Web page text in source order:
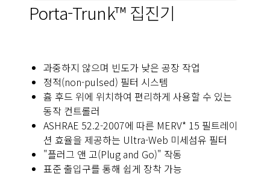
Porta-Trunk™ 집진기
과중하지 않으며 빈도가 낮은 공장 작업
정적(non-pulsed) 필터 시스템
흄 후드 위에 위치하여 편리하게 사용할 수 있는
동작 컨트롤러
ASHRAE 52.2-2007에 따른 MERV* 15 필트레이
션 효율을 제공하는 Ultra-Web 미세섬유 필터
"플러그 앤 고(Plug and Go)" 작동
표준 출입구를 통해 쉽게 장착 가능